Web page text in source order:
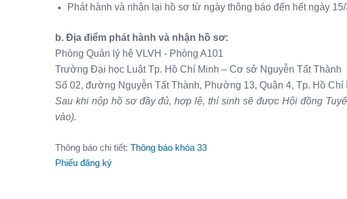
Phát hành và nhận lại hồ sơ từ ngày thông báo đến hết ngày
b. Địa điểm phát hành và nhận hồ sơ:
Phòng Quản lý hệ VLVH - Phòng A101
Trường Đại học Luật Tp. Hồ Chí Minh – Cơ sở Nguyễn Tất Thành
Số 02, đường Nguyễn Tất Thành, Phường 13, Quận 4, Tp. Hồ Chí
Sau khi nộp hồ sơ đầy đủ, hợp lệ, thí sinh sẽ được Hội đồng
vào).
Thông báo chi tiết: Thông báo khóa 33
Phiếu đăng ký